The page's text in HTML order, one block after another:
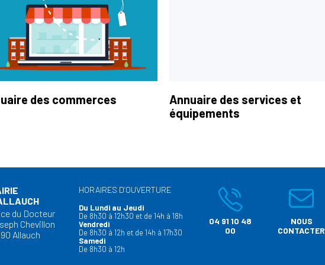
des commerces
Annuaire des services et
équipements
du Docteur
Chevillon
Allauch
HORAIRES D’OUVERTURE
Du Lundi au Jeudi
De 8h30 à 12h30 et de 14h à 18h
Vendredi
De 8h30 à 12h et de 14h à 17h30
Samedi
De 8h30 à 12h
04 91 10 48
00
NOUS
CONTACTER